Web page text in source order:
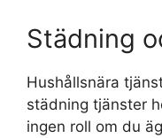
Städning
Hushållsnära
städning tjänster
ingen roll om du